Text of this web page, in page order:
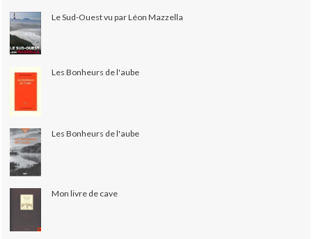
Le Sud-Ouest vu par Léon Mazzella
Les Bonheurs de l'aube
Les Bonheurs de l'aube
Mon livre de cave